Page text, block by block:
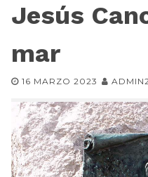
Jesús
mar
16 MARZO 2023